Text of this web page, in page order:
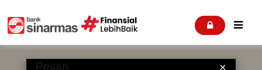
 
×
Pesan